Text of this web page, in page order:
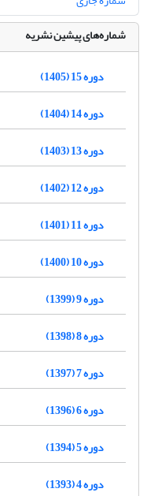
شماره‌های پیشین نشریه
دوره 15 (1405)
دوره 14 (1404)
دوره 13 (1403)
دوره 12 (1402)
دوره 11 (1401)
دوره 10 (1400)
دوره 9 (1399)
دوره 8 (1398)
دوره 7 (1397)
دوره 6 (1396)
دوره 5 (1394)
دوره 4 (1393)